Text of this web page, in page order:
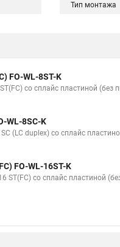
Тип монтажа
FO-WL-8ST-K
со сплайс пластиной
WL-8SC-K
(LC duplex) со сплайс
FO-WL-16ST-K
ST(FC) со сплайс пластиной